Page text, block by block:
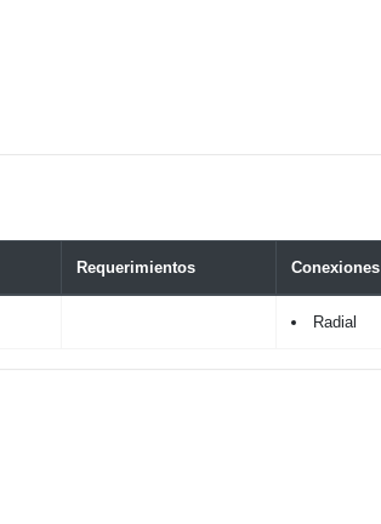
Requerimientos Conexiones
Radial